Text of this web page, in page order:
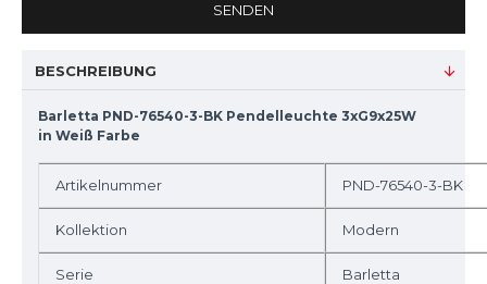
SENDEN
BESCHREIBUNG
Barletta PND-76540-3-BK Pendelleuchte 3xG9x25W
in Weiß Farbe
Artikelnummer PND-76540-3-BK
Kollektion Modern
Serie Barletta